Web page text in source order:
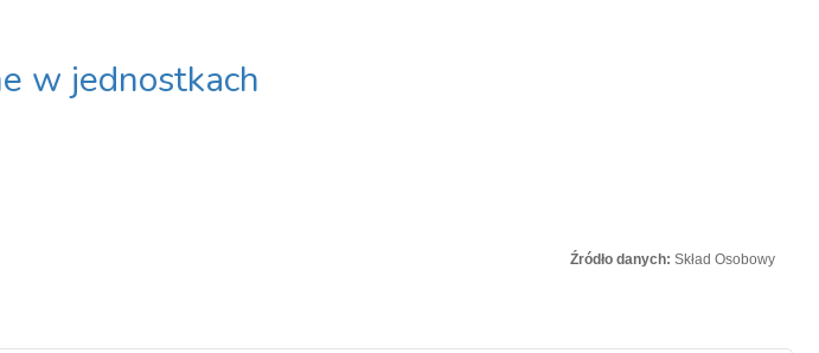
w jednostkach
Źródło danych: Skład Osobowy